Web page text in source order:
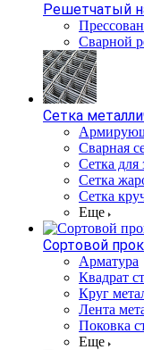
Решетчатый
Сварной
Сетка
Сварная
Сетка для
Сетка
Сетка
Еще
Сортовой
Арматура
Квадрат
Круг
Лента
Поковка
Еще